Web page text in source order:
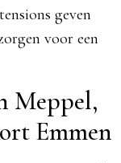
geven
voor een
Meppel,
Emmen